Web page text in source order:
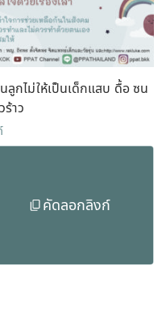
ลูกไม่ให้เป็นเด็กแสบ ดื้อ ซน
ร้าว
คัดลอกลิงก์